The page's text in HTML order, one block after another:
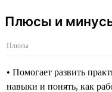
Плюсы и
Плюсы
• Помогает развить
навыки и понять, как